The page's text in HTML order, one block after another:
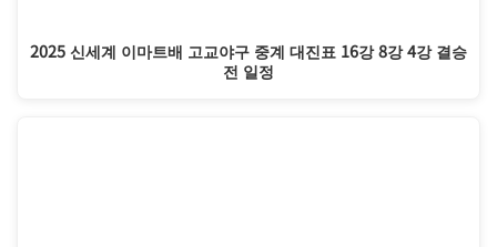
2025 신세계 이마트배 고교야구 중계 대진표 16강 8강 4강 결승
전 일정